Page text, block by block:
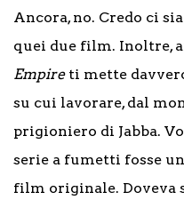
Ancora, no. Credo ci
quei due film. Inoltre,
Empireti mette
su cui lavorare, dal
prigioniero di Jabba.
serie a fumetti fosse
film originale. Doveva